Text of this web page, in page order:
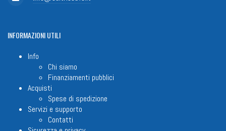
INFORMAZIONIUTILI
Info
Chi siamo
Finanziamenti pubblici
Acquisti
Spese di spedizione
Servizi e supporto
Contatti